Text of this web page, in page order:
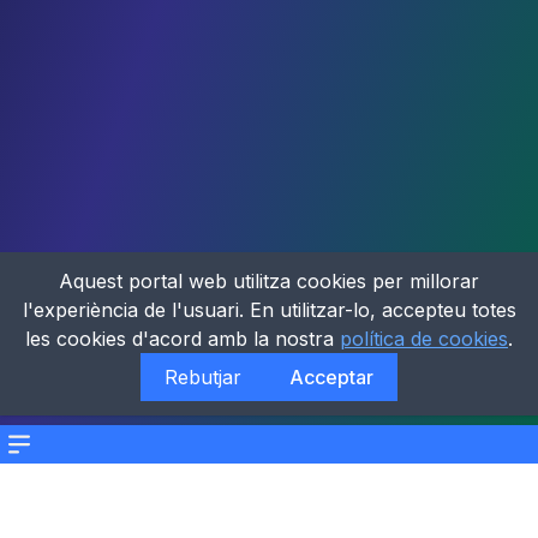
Menu
Aquest portal web utilitza cookies per millorar
l'experiència de l'usuari. En utilitzar-lo, accepteu totes
les cookies d'acord amb la nostra política de cookies.
Rebutjar
Acceptar